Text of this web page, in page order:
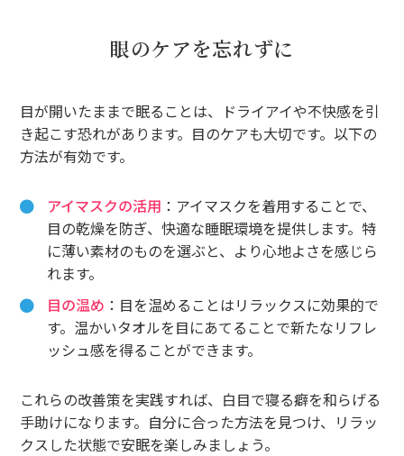
眼のケアを忘れずに
目が開いたままで眠ることは、ドライアイや不快感を引
き起こす恐れがあります。目のケアも大切です。以下の
方法が有効です。
アイマスクの活用 ：アイマスクを着用することで、
目の乾燥を防ぎ、快適な睡眠環境を提供します。特
に薄い素材のものを選ぶと、より心地よさを感じら
れます。
目の温め ：目を温めることはリラックスに効果的で
す。温かいタオルを目にあてることで新たなリフレ
ッシュ感を得ることができます。
これらの改善策を実践すれば、白目で寝る癖を和らげる
手助けになります。自分に合った方法を見つけ、リラッ
クスした状態で安眠を楽しみましょう。